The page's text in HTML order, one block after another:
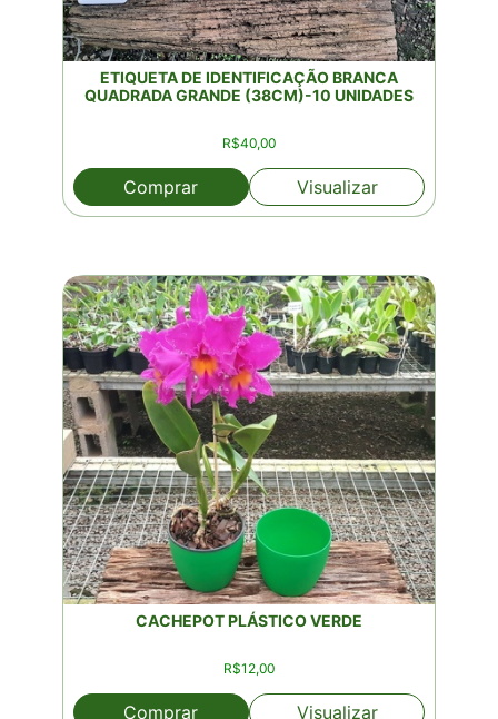
ETIQUETA DE IDENTIFICAÇÃO BRANCA
QUADRADA GRANDE (38CM)-10 UNIDADES
R$40,00
Comprar Visualizar
CACHEPOT PLÁSTICO VERDE
R$12,00
Comprar Visualizar